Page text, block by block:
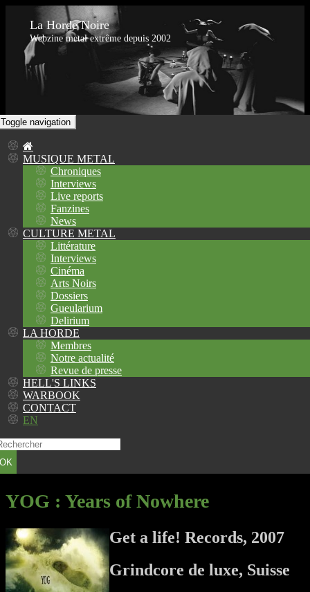
La Horde Noire
Webzine metal extrême depuis 2002
Toggle navigation
MUSIQUE METAL
Chroniques
Interviews
Live reports
Fanzines
News
CULTURE METAL
Littérature
Interviews
Cinéma
Arts Noirs
Dossiers
Gueularium
Delirium
LA HORDE
Membres
Notre actualité
Revue de presse
HELL'S LINKS
WARBOOK
CONTACT
EN
OK
YOG : Years of Nowhere
Get a life! Records, 2007
Grindcore de luxe, Suisse